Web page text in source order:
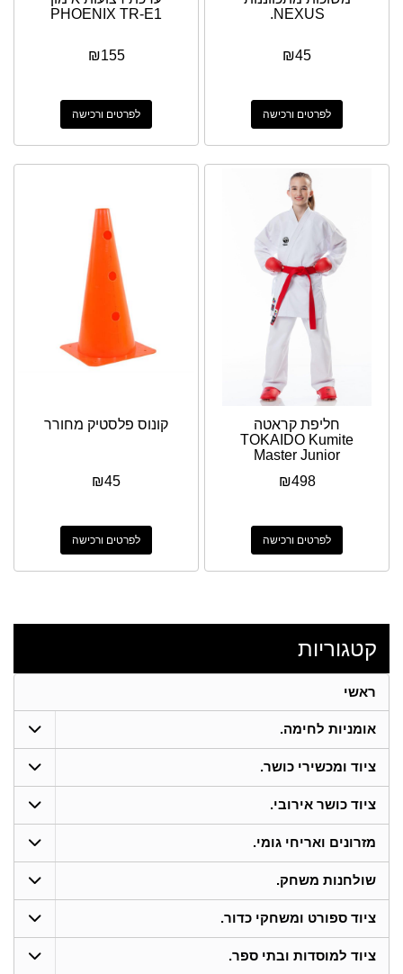
NEXUS.
₪45
לפרטים ורכישה
PHOENIX TR-E1
₪155
לפרטים ורכישה
חליפת קראטה
TOKAIDO Kumite
Master Junior
₪498
לפרטים ורכישה
קונוס פלסטיק מחורר
₪45
לפרטים ורכישה
קטגוריות
ראשי
אומניות לחימה.
ציוד ומכשירי כושר.
ציוד כושר אירובי.
מזרונים ואריחי גומי.
שולחנות משחק.
ציוד ספורט ומשחקי כדור.
ציוד למוסדות ובתי ספר.